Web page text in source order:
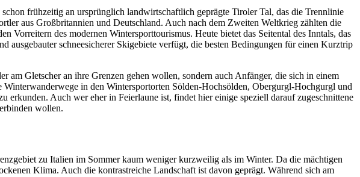
frühzeitig an ursprünglich landwirtschaftlich geprägte Tiroler Tal, das die Trennlinie
aus Großbritannien und Deutschland. Auch nach dem Zweiten Weltkrieg zählten die
Vorreitern des modernen Wintersporttourismus. Heute bietet das Seitental des Inntals, das
ausgebauter schneesicherer Skigebiete verfügt, die besten Bedingungen für einen Kurztrip
Gletscher an ihre Grenzen gehen wollen, sondern auch Anfänger, die sich in einem
in den Wintersportorten Sölden-Hochsölden, Obergurgl-Hochgurgl und
erkunden. Auch wer eher in Feierlaune ist, findet hier einige speziell darauf zugeschnittene
wollen.
zu Italien im Sommer kaum weniger kurzweilig als im Winter. Da die mächtigen
Klima. Auch die kontrastreiche Landschaft ist davon geprägt. Während sich am